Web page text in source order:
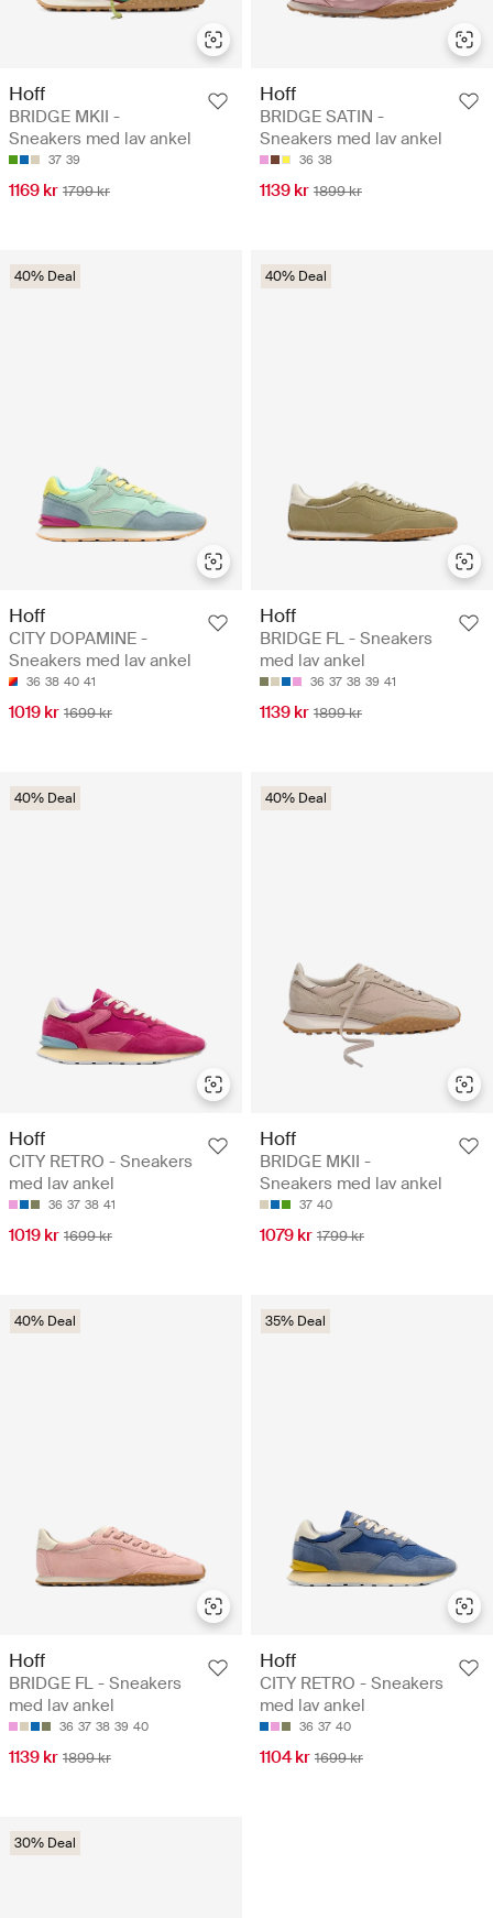
Hoff
BRIDGE MKII -
Sneakers med lav ankel
37 39
1169 kr 1799 kr
Hoff
BRIDGE SATIN -
Sneakers med lav ankel
36 38
1139 kr 1899 kr
40% Deal
Hoff
CITY DOPAMINE -
Sneakers med lav ankel
36 38 40 41
1019 kr 1699 kr
40% Deal
Hoff
BRIDGE FL - Sneakers
med lav ankel
36 37 38 39 41
1139 kr 1899 kr
40% Deal
Hoff
CITY RETRO - Sneakers
med lav ankel
36 37 38 41
1019 kr 1699 kr
40% Deal
Hoff
BRIDGE MKII -
Sneakers med lav ankel
37 40
1079 kr 1799 kr
40% Deal
Hoff
BRIDGE FL - Sneakers
med lav ankel
36 37 38 39 40
1139 kr 1899 kr
35% Deal
Hoff
CITY RETRO - Sneakers
med lav ankel
36 37 40
1104 kr 1699 kr
30% Deal